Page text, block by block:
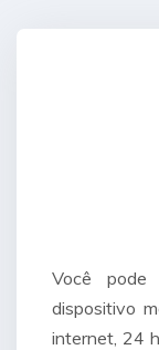
Você pode
dispositivo
internet, 24